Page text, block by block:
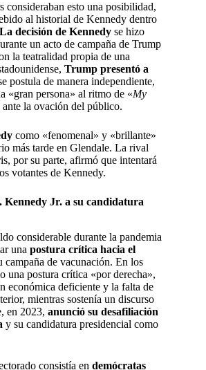
consideraban esto una posibilidad,
al historial de Kennedy dentro
La decisión de Kennedy se hizo
un acto de campaña de Trump
la teatralidad propia de una
Trump presentó a
postula de manera independiente,
«gran persona» al ritmo de «My
ante la ovación del público.
como «fenomenal» y «brillante»
más tarde en Glendale. La rival
por su parte, afirmó que intentará
votantes de Kennedy.
Kennedy Jr. a su candidatura
considerable durante la pandemia
una postura crítica hacia el
campaña de vacunación. En los
una postura crítica «por derecha»,
económica deficiente y la falta de
mientras sostenía un discurso
en 2023, anunció su desafiliación
y su candidatura presidencial como
consistía en demócratas